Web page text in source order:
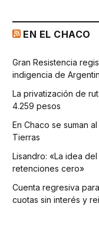
EN EL CHACO
Gran Resistencia
indigencia de
La privatización de
4.259 pesos
En Chaco se suman
Tierras
Lisandro: «La idea
retenciones cero»
Cuenta regresiva
cuotas sin interés y